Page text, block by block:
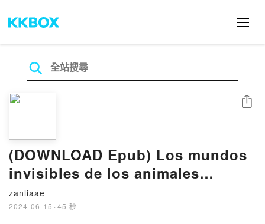
(DOWNLOAD Epub) Los mundos
invisibles de los animales
microsc?picos BY H?l?ne Rajcak
zanliaae
2024-06-15 · 45 秒
分享